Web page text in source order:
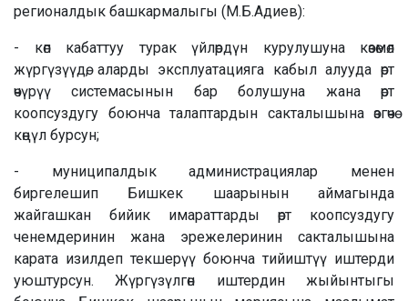
регионалдык башкармалыгы (М.Б.Адиев):
- көп кабаттуу турак үйлөрдүн курулушуна көзөмөл
жүргүзүүдө, аларды эксплуатацияга кабыл алууда өрт
өчүрүү системасынын бар болушуна жана өрт
коопсуздугу боюнча талаптардын сакталышына өзгөчө
көңүл бурсун;
- муниципалдык администрациялар менен
биргелешип Бишкек шаарынын аймагында
жайгашкан бийик имараттарды өрт коопсуздугу
ченемдеринин жана эрежелеринин сакталышына
карата изилдеп текшерүү боюнча тийиштүү иштерди
уюштурсун. Жүргүзүлгөн иштердин жыйынтыгы